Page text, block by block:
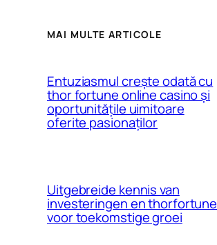
MAI MULTE ARTICOLE
Entuziasmul crește odată cu
thor fortune online casino și
oportunitățile uimitoare
oferite pasionaților
Uitgebreide kennis van
investeringen en thorfortune
voor toekomstige groei